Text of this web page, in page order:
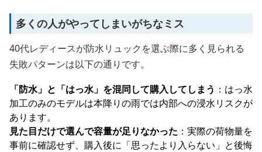
多くの人がやってしまいがちなミス
40代レディースが防水リュックを選ぶ際に多く見られる
失敗パターンは以下の通りです。
「防水」と「はっ水」を混同して購入してしまう ：はっ水
加工のみのモデルは本降りの雨では内部への浸水リスクが
あります。
見た目だけで選んで容量が足りなかった ：実際の荷物量を
事前に確認せず、購入後に「思ったより入らない」と後悔